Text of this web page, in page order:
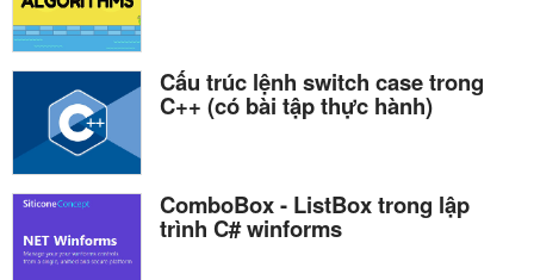
Cấu trúc lệnh switch case trong
C++ (có bài tập thực hành)
ComboBox - ListBox trong lập
trình C# winforms